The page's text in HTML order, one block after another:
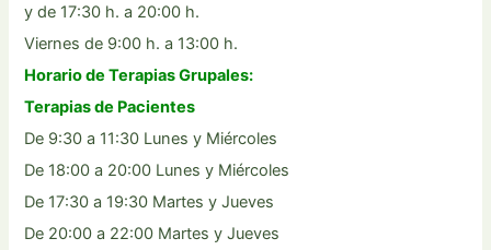
y de 17:30 h. a 20:00 h.
Viernes de 9:00 h. a 13:00 h.
Horario de Terapias Grupales:
Terapias de Pacientes
De 9:30 a 11:30 Lunes y Miércoles
De 18:00 a 20:00 Lunes y Miércoles
De 17:30 a 19:30 Martes y Jueves
De 20:00 a 22:00 Martes y Jueves